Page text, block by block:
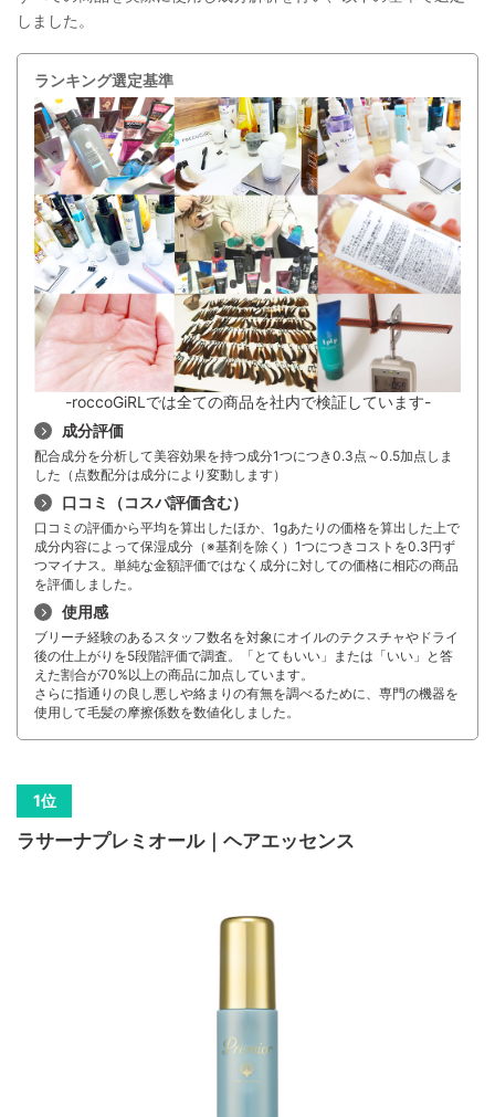
しました。
ランキング選定基準
-roccoGiRLでは全ての商品を社内で検証しています-
成分評価
配合成分を分析して美容効果を持つ成分1つにつき0.3点～0.5加点しま
した（点数配分は成分により変動します）
口コミ（コスパ評価含む）
口コミの評価から平均を算出したほか、1gあたりの価格を算出した上で
成分内容によって保湿成分（※基剤を除く）1つにつきコストを0.3円ず
つマイナス。単純な金額評価ではなく成分に対しての価格に相応の商品
を評価しました。
使用感
ブリーチ経験のあるスタッフ数名を対象にオイルのテクスチャやドライ
後の仕上がりを5段階評価で調査。「とてもいい」または「いい」と答
えた割合が70%以上の商品に加点しています。
さらに指通りの良し悪しや絡まりの有無を調べるために、専門の機器を
使用して毛髪の摩擦係数を数値化しました。
ラサーナプレミオール｜ヘアエッセンス